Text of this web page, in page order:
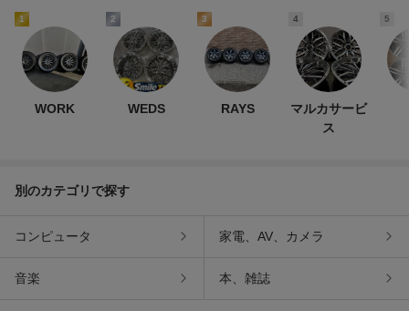
1
WORK
2
WEDS
3
RAYS
4
マルカサービ
ス
5
別のカテゴリで探す
コンピュータ 家電、AV、カメラ
音楽 本、雑誌